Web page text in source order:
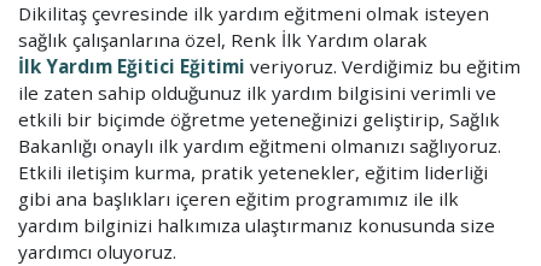
Dikilitaş çevresinde ilk yardım eğitmeni olmak isteyen
sağlık çalışanlarına özel, Renk İlk Yardım olarak
İlk Yardım Eğitici Eğitimi veriyoruz. Verdiğimiz bu eğitim
ile zaten sahip olduğunuz ilk yardım bilgisini verimli ve
etkili bir biçimde öğretme yeteneğinizi geliştirip, Sağlık
Bakanlığı onaylı ilk yardım eğitmeni olmanızı sağlıyoruz.
Etkili iletişim kurma, pratik yetenekler, eğitim liderliği
gibi ana başlıkları içeren eğitim programımız ile ilk
yardım bilginizi halkımıza ulaştırmanız konusunda size
yardımcı oluyoruz.